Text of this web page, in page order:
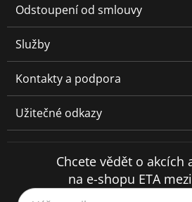
Odstoupení od smlouvy
Služby
Kontakty a podpora
Užitečné odkazy
Chcete vědět o akcích
na e-shopu ETA
Váš e-mail